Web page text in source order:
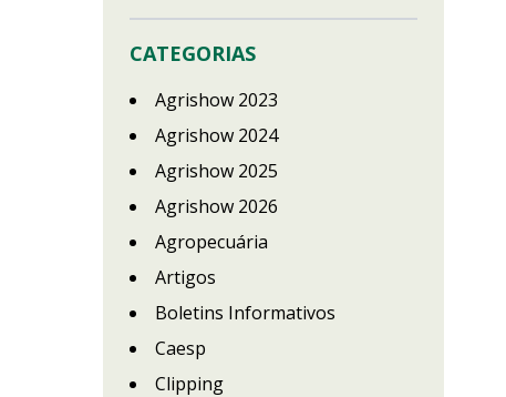
CATEGORIAS
Agrishow 2023
Agrishow 2024
Agrishow 2025
Agrishow 2026
Agropecuária
Artigos
Boletins Informativos
Caesp
Clipping